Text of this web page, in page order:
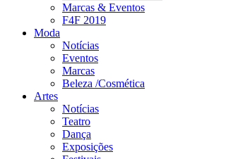
Marcas & Eventos
F4F 2019
Moda
Notícias
Eventos
Marcas
Beleza /Cosmética
Artes
Notícias
Teatro
Dança
Exposições